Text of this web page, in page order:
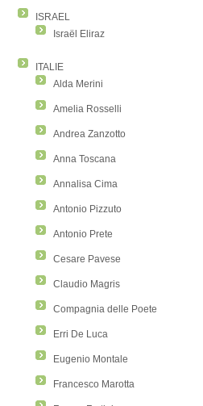
ISRAEL
Israël Eliraz
ITALIE
Alda Merini
Amelia Rosselli
Andrea Zanzotto
Anna Toscana
Annalisa Cima
Antonio Pizzuto
Antonio Prete
Cesare Pavese
Claudio Magris
Compagnia delle Poete
Erri De Luca
Eugenio Montale
Francesco Marotta